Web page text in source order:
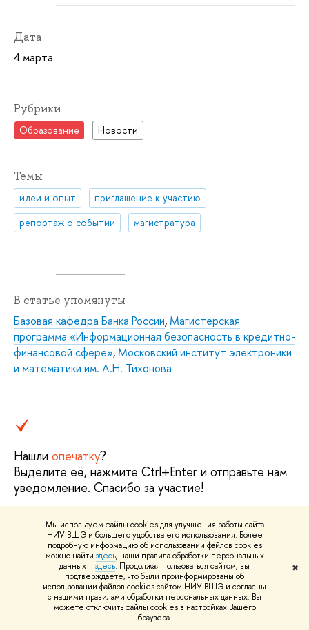
Мы используем файлы cookies для улучшения работы сайта
НИУ ВШЭ и большего удобства его использования. Более
подробную информацию об использовании файлов cookies
можно найти здесь, наши правила обработки персональных
данных –здесь. Продолжая пользоваться сайтом, вы
подтверждаете, что были проинформированы об
использовании файлов cookies сайтом НИУ ВШЭ и согласны
с нашими правилами обработки персональных данных. Вы
можете отключить файлы cookies в настройках Вашего
браузера.
✖
Дата
4 марта
Рубрики
Образование Новости
Темы
идеи и опыт
приглашение к участию
репортаж о событии
магистратура
В статье упомянуты
Базовая кафедра Банка России, Магистерская
программа «Информационная безопасность в кредитно-
финансовой сфере», Московский институт электроники
и математики им. А.Н. Тихонова
Нашли опечатку?
Выделите её, нажмите Ctrl+Enter и отправьте нам
уведомление. Спасибо за участие!
О ВЫШКЕ
Цифры и факты
Руководство и структура